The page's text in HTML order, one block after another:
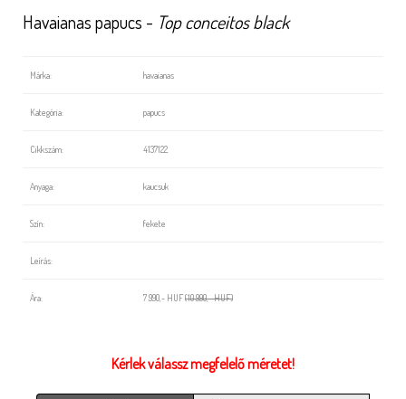
Havaianas papucs - Top conceitos black
Márka: havaianas
Kategória: papucs
Cikkszám: 4137122
Anyaga: kaucsuk
Szín: fekete
Leírás:
Ára: 7 990,- HUF(10 990,- HUF)
Kérlek válassz megfelelő méretet!